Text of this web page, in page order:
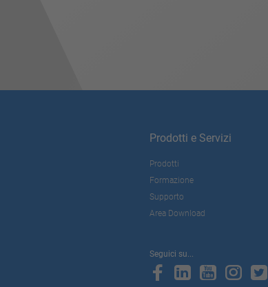
Prodotti e Servizi
Prodotti
Formazione
Supporto
Area Download
Seguici su...